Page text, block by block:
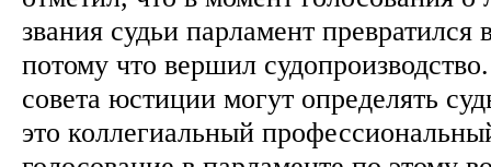
звания судьи парламент превратился
потому что вершил
совета юстиции могут определять
это коллегиальный